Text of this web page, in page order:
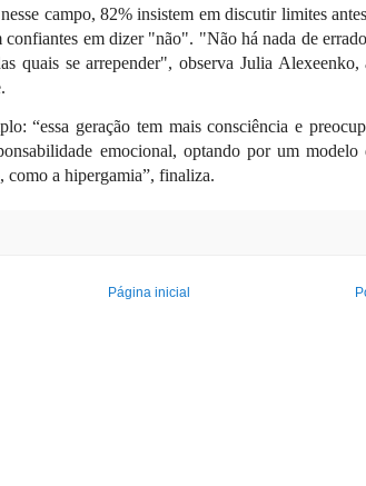
campo, 82% insistem em discutir limites
confiantes em dizer "não". "Não há nada de
quais se arrepender", observa Julia Alexeenko,
“essa geração tem mais consciência e
emocional, optando por um modelo
como a hipergamia”, finaliza.
Página inicial